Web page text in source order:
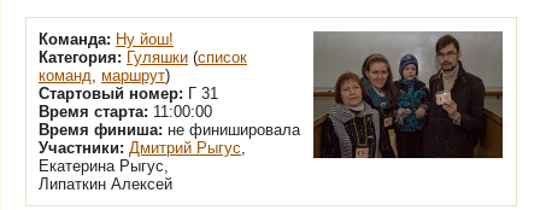
Команда: Ну йош!
Категория: Гуляшки (список
команд, маршрут)
Стартовый номер: Г 31
Время старта: 11:00:00
Время финиша: не финишировала
Участники: Дмитрий Рыгус,
Екатерина Рыгус,
Липаткин Алексей